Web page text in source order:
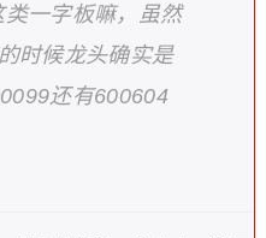
一字板嘛，虽然
时候龙头确实是
还有600604